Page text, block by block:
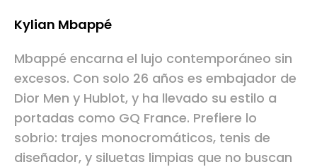
Kylian Mbappé
Mbappé encarna el lujo contemporáneo sin
excesos. Con solo 26 años es embajador de
Dior Men y Hublot, y ha llevado su estilo a
portadas como GQ France. Prefiere lo
sobrio: trajes monocromáticos, tenis de
diseñador, y siluetas limpias que no buscan